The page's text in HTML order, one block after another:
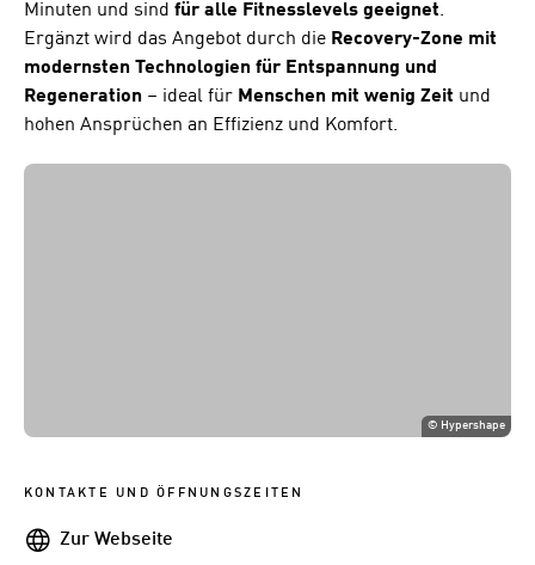
Minuten und sind für alle Fitnesslevels geeignet.
Ergänzt wird das Angebot durch die Recovery-Zone mit
modernsten Technologien für Entspannung und
Regeneration – ideal für Menschen mit wenig Zeit und
hohen Ansprüchen an Effizienz und Komfort.
© Hypershape
KONTAKTE UND ÖFFNUNGSZEITEN
WebseiteZur Webseite